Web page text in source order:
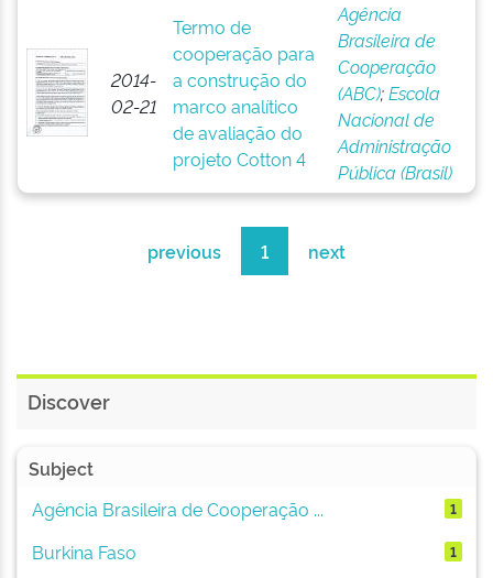
2014-
02-21
Termo de
cooperação para
a construção do
marco analítico
de avaliação do
projeto Cotton 4
Agência
Brasileira de
Cooperação
(ABC);Escola
Nacional de
Administração
Pública (Brasil)
previous 1 next
Discover
Subject
Agência Brasileira de Cooperação ...
1
Burkina Faso 1